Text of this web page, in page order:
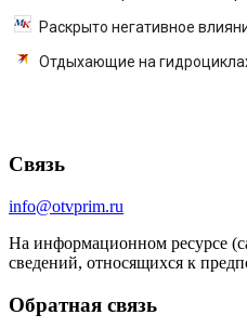
Раскрыто негативное
Отдыхающие на
Связь
info@otvprim.ru
На информационном ресурсе
сведений, относящихся к
Обратная связь